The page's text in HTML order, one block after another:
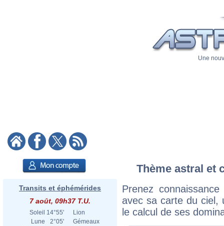
Une
Transits et éphémérides
7 août, 09h37 T.U.
Soleil 14°55'
Lion
Lune
2°05'
Gémeaux
Thème astral et
Prenez
avec sa carte du ciel,
le calcul de ses